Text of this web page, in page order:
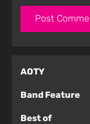
AOTY
Band Feature
Best of